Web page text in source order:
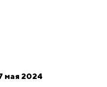
мая 2024